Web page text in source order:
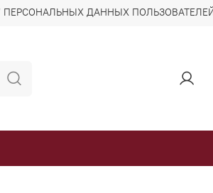
ПЕРСОНАЛЬНЫХ ДАННЫХ